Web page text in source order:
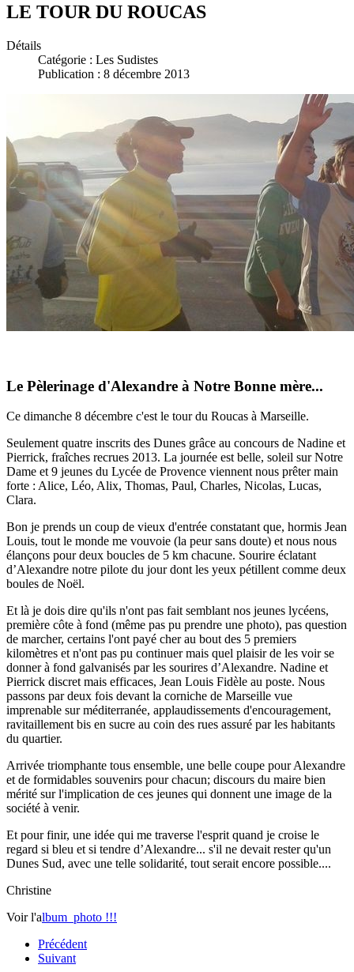
LE TOUR DU ROUCAS
Détails
Catégorie : Les Sudistes
Publication : 8 décembre 2013
Le Pèlerinage d'Alexandre à Notre Bonne mère...
Ce dimanche 8 décembre c'est le tour du Roucas à Marseille.
Seulement quatre inscrits des Dunes grâce au concours de Nadine et
Pierrick, fraîches recrues 2013. La journée est belle, soleil sur Notre
Dame et 9 jeunes du Lycée de Provence viennent nous prêter main
forte : Alice, Léo, Alix, Thomas, Paul, Charles, Nicolas, Lucas,
Clara.
Bon je prends un coup de vieux d'entrée constatant que, hormis Jean
Louis, tout le monde me vouvoie (la peur sans doute) et nous nous
élançons pour deux boucles de 5 km chacune. Sourire éclatant
d’Alexandre notre pilote du jour dont les yeux pétillent comme deux
boules de Noël.
Et là je dois dire qu'ils n'ont pas fait semblant nos jeunes lycéens,
première côte à fond (même pas pu prendre une photo), pas question
de marcher, certains l'ont payé cher au bout des 5 premiers
kilomètres et n'ont pas pu continuer mais quel plaisir de les voir se
donner à fond galvanisés par les sourires d’Alexandre. Nadine et
Pierrick discret mais efficaces, Jean Louis Fidèle au poste. Nous
passons par deux fois devant la corniche de Marseille vue
imprenable sur méditerranée, applaudissements d'encouragement,
ravitaillement bis en sucre au coin des rues assuré par les habitants
du quartier.
Arrivée triomphante tous ensemble, une belle coupe pour Alexandre
et de formidables souvenirs pour chacun; discours du maire bien
mérité sur l'implication de ces jeunes qui donnent une image de la
société à venir.
Et pour finir, une idée qui me traverse l'esprit quand je croise le
regard si bleu et si tendre d’Alexandre... s'il ne devait rester qu'un
Dunes Sud, avec une telle solidarité, tout serait encore possible....
Christine
Voir l'album photo !!!
Précédent
Suivant